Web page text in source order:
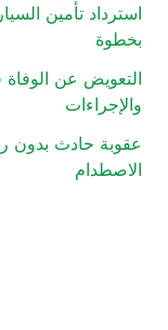
استرداد تأمين
بخطوة
التعويض عن
والإجراءات
عقوبة حادث بدون
الاصطدام